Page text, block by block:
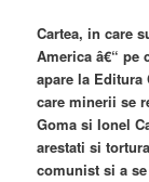
Cartea, in care
America â€“ pe
apare la Editura
care minerii se
Goma si Ionel
arestati si
comunist si a